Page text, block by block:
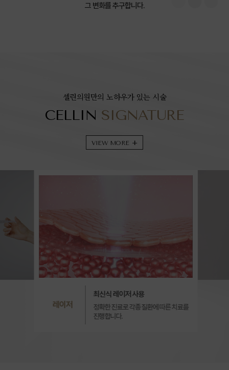
그 변화를 추구합니다.
셀린의원만의 노하우가 있는 시술
CELLIN SIGNATURE
VIEW MORE +
레이저
최신식 레이저 사용
정확한 진료로 각종 질환에 따른 치료를
진행합니다.